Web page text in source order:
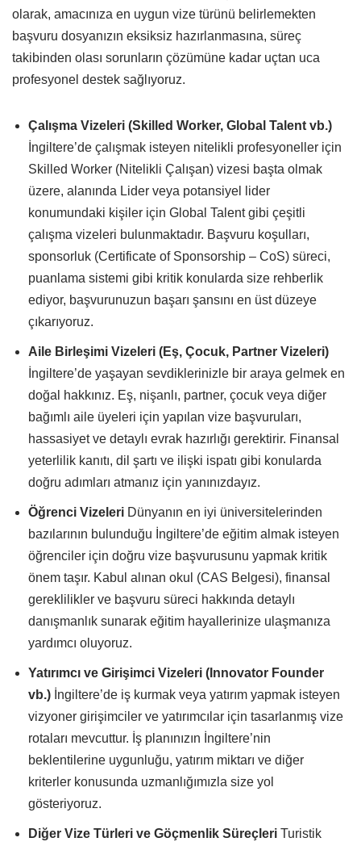
olarak, amacınıza en uygun vize türünü belirlemekten
başvuru dosyanızın eksiksiz hazırlanmasına, süreç
takibinden olası sorunların çözümüne kadar uçtan uca
profesyonel destek sağlıyoruz.
Çalışma Vizeleri (Skilled Worker, Global Talent vb.)
İngiltere’de çalışmak isteyen nitelikli profesyoneller için
Skilled Worker (Nitelikli Çalışan) vizesi başta olmak
üzere, alanında Lider veya potansiyel lider
konumundaki kişiler için Global Talent gibi çeşitli
çalışma vizeleri bulunmaktadır. Başvuru koşulları,
sponsorluk (Certificate of Sponsorship – CoS) süreci,
puanlama sistemi gibi kritik konularda size rehberlik
ediyor, başvurunuzun başarı şansını en üst düzeye
çıkarıyoruz.
Aile Birleşimi Vizeleri (Eş, Çocuk, Partner Vizeleri)
İngiltere’de yaşayan sevdiklerinizle bir araya gelmek en
doğal hakkınız. Eş, nişanlı, partner, çocuk veya diğer
bağımlı aile üyeleri için yapılan vize başvuruları,
hassasiyet ve detaylı evrak hazırlığı gerektirir. Finansal
yeterlilik kanıtı, dil şartı ve ilişki ispatı gibi konularda
doğru adımları atmanız için yanınızdayız.
Öğrenci Vizeleri Dünyanın en iyi üniversitelerinden
bazılarının bulunduğu İngiltere’de eğitim almak isteyen
öğrenciler için doğru vize başvurusunu yapmak kritik
önem taşır. Kabul alınan okul (CAS Belgesi), finansal
gereklilikler ve başvuru süreci hakkında detaylı
danışmanlık sunarak eğitim hayallerinize ulaşmanıza
yardımcı oluyoruz.
Yatırımcı ve Girişimci Vizeleri (Innovator Founder
vb.) İngiltere’de iş kurmak veya yatırım yapmak isteyen
vizyoner girişimciler ve yatırımcılar için tasarlanmış vize
rotaları mevcuttur. İş planınızın İngiltere’nin
beklentilerine uygunluğu, yatırım miktarı ve diğer
kriterler konusunda uzmanlığımızla size yol
gösteriyoruz.
Diğer Vize Türleri ve Göçmenlik Süreçleri Turistik